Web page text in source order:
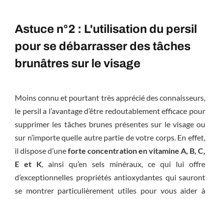
Astuce n°2 : L'utilisation du persil
pour se débarrasser des tâches
brunâtres sur le visage
Moins connu et pourtant très apprécié des connaisseurs,
le persil a l’avantage d’être redoutablement efficace pour
supprimer les tâches brunes présentes sur le visage ou
sur n’importe quelle autre partie de votre corps. En effet,
il dispose d’uneforte concentration en vitamine A, B, C,
E et K , ainsi qu’en sels minéraux, ce qui lui offre
d’exceptionnelles propriétés antioxydantes qui sauront
se montrer particulièrement utiles pour vous aider à